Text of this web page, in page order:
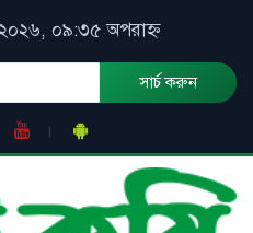
০৯:৩৫ অপরাহ্ন
সার্চ করুন